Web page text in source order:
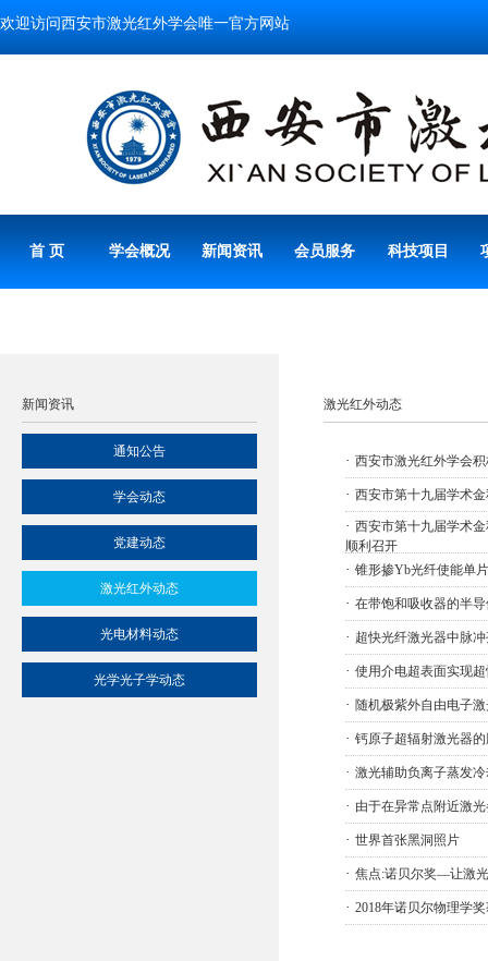
欢迎访问西安市激光红外学会唯一官方网站
首 页 学会概况 新闻资讯 会员服务 科技项目
新闻资讯
通知公告
学会动态
党建动态
激光红外动态
光电材料动态
光学光子学动态
激光红外动态
· 西安市激光红外学会
· 西安市第十九届学术
· 西安市第十九届学术
顺利召开
· 锥形掺Yb光纤使能单
· 在带饱和吸收器的半
· 超快光纤激光器中脉
· 使用介电超表面实现
· 随机极紫外自由电子
· 钙原子超辐射激光器
· 激光辅助负离子蒸发
· 由于在异常点附近激
· 世界首张黑洞照片
· 焦点:诺贝尔奖—让激
· 2018年诺贝尔物理学